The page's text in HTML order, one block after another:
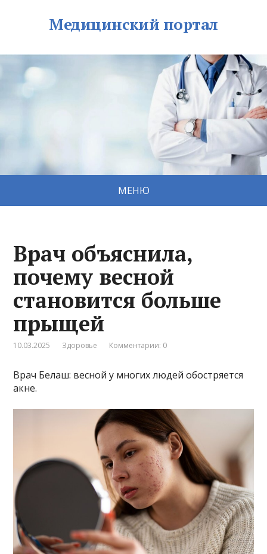
Медицинский портал
МЕНЮ
Врач объяснила,
почему весной
становится больше
прыщей
10.03.2025 Здоровье Комментарии: 0
Врач Белаш: весной у многих людей обостряется
акне.